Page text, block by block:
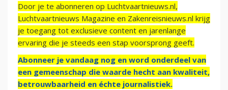
Door je te abonneren op Luchtvaartnieuws.nl,
Luchtvaartnieuws Magazine en Zakenreisnieuws.nl krijg
je toegang tot exclusieve content en jarenlange
ervaring die je steeds een stap voorsprong geeft.
Abonneer je vandaag nog en word onderdeel van
een gemeenschap die waarde hecht aan kwaliteit,
betrouwbaarheid en échte journalistiek.